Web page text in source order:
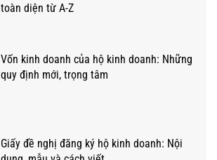
toàn diện từ A-Z
Vốn kinh doanh của hộ kinh doanh: Những
quy định mới, trọng tâm
Giấy đề nghị đăng ký hộ kinh doanh: Nội